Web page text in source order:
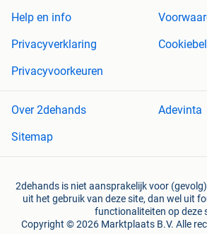
Help en info
Privacyverklaring
Privacyvoorkeuren
Over 2dehands
Adevinta
Sitemap
2dehands is niet aansprakelijk voor
uit het gebruik van deze site, dan wel uit
functionaliteiten op deze
Copyright © 2026 Marktplaats B.V. Alle